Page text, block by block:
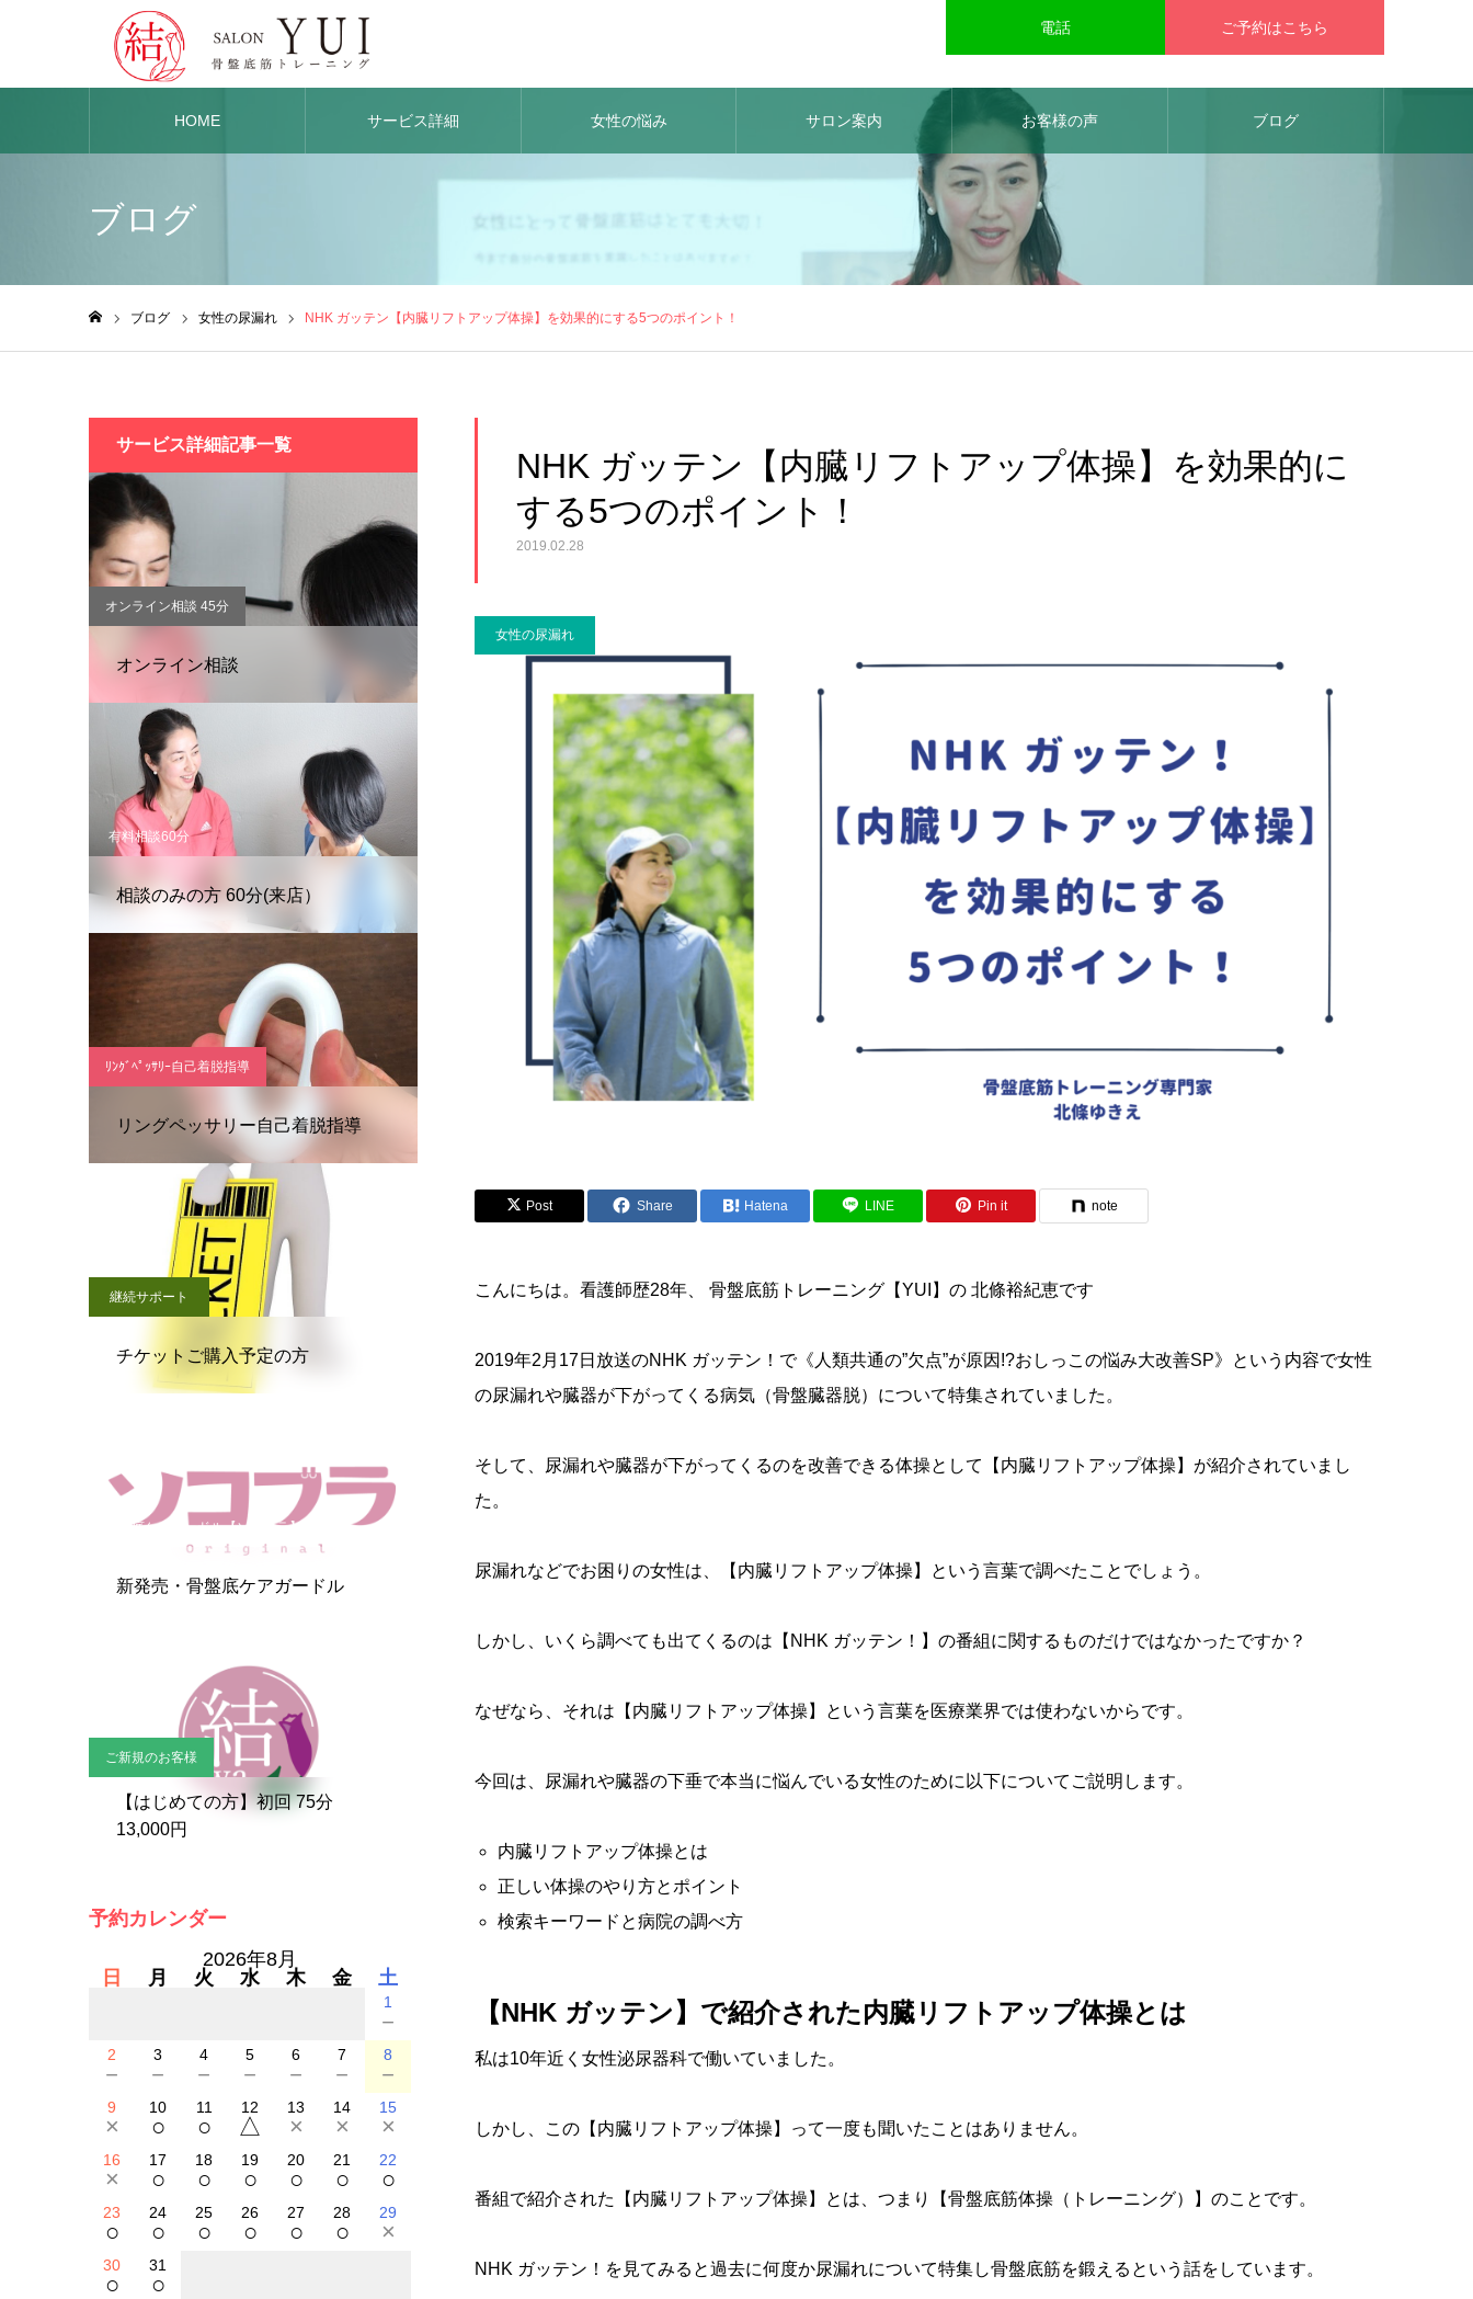
電話 ご予約はこちら
HOME サービス詳細 女性の悩み サロン案内 お客様の声 ブログ
ブログ
ブログ 女性の尿漏れ NHK ガッテン【内臓リフトアップ体操】を効果的にする5つのポイント！
NHK ガッテン【内臓リフトアップ体操】を効果的に
する5つのポイント！
2019.02.28
女性の尿漏れ
Post Share Hatena LINE Pin it note
こんにちは。看護師歴28年、 骨盤底筋トレーニング【YUI】の 北條裕紀恵です
2019年2月17日放送のNHK ガッテン！で《人類共通の”欠点”が原因!?おしっこの悩み大改善SP》という内容で女性
の尿漏れや臓器が下がってくる病気（骨盤臓器脱）について特集されていました。
そして、尿漏れや臓器が下がってくるのを改善できる体操として【内臓リフトアップ体操】が紹介されていまし
た。
尿漏れなどでお困りの女性は、【内臓リフトアップ体操】という言葉で調べたことでしょう。
しかし、いくら調べても出てくるのは【NHK ガッテン！】の番組に関するものだけではなかったですか？
なぜなら、それは【内臓リフトアップ体操】という言葉を医療業界では使わないからです。
今回は、尿漏れや臓器の下垂で本当に悩んでいる女性のために以下についてご説明します。
内臓リフトアップ体操とは
正しい体操のやり方とポイント
検索キーワードと病院の調べ方
【NHK ガッテン】で紹介された内臓リフトアップ体操とは
私は10年近く女性泌尿器科で働いていました。
しかし、この【内臓リフトアップ体操】って一度も聞いたことはありません。
番組で紹介された【内臓リフトアップ体操】とは、つまり【骨盤底筋体操（トレーニング）】のことです。
NHK ガッテン！を見てみると過去に何度か尿漏れについて特集し骨盤底筋を鍛えるという話をしています。
サービス詳細記事一覧
オンライン相談 45分
オンライン相談
有料相談60分
相談のみの方 60分(来店）
ﾘﾝｸﾞﾍﾟｯｻﾘｰ自己着脱指導
リングペッサリー自己着脱指導
継続サポート
チケットご購入予定の方
骨盤底ケアガードル【ソコブラ】
新発売・骨盤底ケアガードル
ご新規のお客様
【はじめての方】初回 75分
13,000円
予約カレンダー
2026年8月
日
月 火 水 木 金 土
1
－
2
－
3
－
4
－
5
－
6
－
7
－
8
－
9
×
10
○
11
○
12
△
13
×
14
×
15
×
16
×
17
○
18
○
19
○
20
○
21
○
22
○
23
○
24
○
25
○
26
○
27
○
28
○
29
×
30
○
31
○